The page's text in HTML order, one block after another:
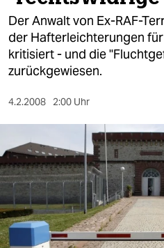
öko
gesellschaft
kultur
sport
nord
wahrheit
verlag
Der Anwalt von Ex-RAF-
der Hafterleichterungen
kritisiert - und die
zurückgewiesen.
4.2.2008 2:00 Uhr